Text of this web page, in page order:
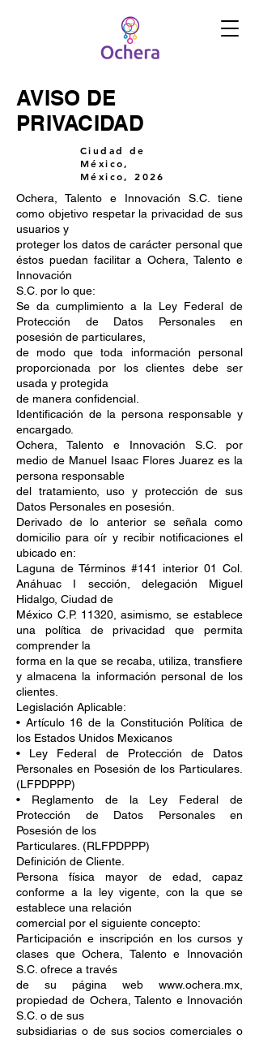
AVISO DE
PRIVACIDAD
Ciudad de
México,
México, 2026
Ochera, Talento e Innovación S.C. tiene
como objetivo respetar la privacidad de sus
usuarios y
proteger los datos de carácter personal que
éstos puedan facilitar a Ochera, Talento e
Innovación
S.C. por lo que:
Se da cumplimiento a la Ley Federal de
Protección de Datos Personales en
posesión de particulares,
de modo que toda información personal
proporcionada por los clientes debe ser
usada y protegida
de manera confidencial.
Identificación de la persona responsable y
encargado.
Ochera, Talento e Innovación S.C. por
medio de Manuel Isaac Flores Juarez es la
persona responsable
del tratamiento, uso y protección de sus
Datos Personales en posesión.
Derivado de lo anterior se señala como
domicilio para oír y recibir notificaciones el
ubicado en:
Laguna de Términos #141 interior 01 Col.
Anáhuac I sección, delegación Miguel
Hidalgo, Ciudad de
México C.P. 11320, asimismo, se establece
una política de privacidad que permita
comprender la
forma en la que se recaba, utiliza, transfiere
y almacena la información personal de los
clientes.
Legislación Aplicable:
• Artículo 16 de la Constitución Política de
los Estados Unidos Mexicanos
• Ley Federal de Protección de Datos
Personales en Posesión de los Particulares.
(LFPDPPP)
• Reglamento de la Ley Federal de
Protección de Datos Personales en
Posesión de los
Particulares. (RLFPDPPP)
Definición de Cliente.
Persona física mayor de edad, capaz
conforme a la ley vigente, con la que se
establece una relación
comercial por el siguiente concepto:
Participación e inscripción en los cursos y
clases que Ochera, Talento e Innovación
S.C. ofrece a través
de su página web www.ochera.mx,
propiedad de Ochera, Talento e Innovación
S.C. o de sus
subsidiarias o de sus socios comerciales o